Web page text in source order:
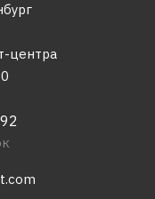
центра